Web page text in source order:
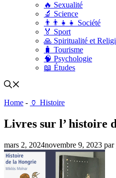
🔥 Sexualité
🔬 Science
👨‍👨‍👧‍👧 Société
🏅 Sport
🙏 Spiritualité et
🧳 Tourisme
🧠 Psychologie
📖 Études
Home - 🏺 Histoire
Livres sur l’ histoire
mars 2, 2024novembre 9, 2023 par